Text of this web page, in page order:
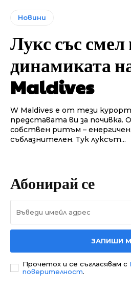
Новини
Лукс със смел
динамиката
Maldives
W Maldives е от тези
представата ви за
собствен ритъм –
съблазнителен. Тук луксът...
Абонирай се
ЗАПИШИ
Прочетох и се съгласявам с
поверителност.